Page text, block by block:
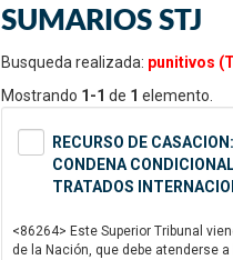
SUMARIOS STJ
Busqueda realizada: punitivos
Mostrando 1-1 de 1 elemento.
RECURSO DE
CONDENA
TRATADOS
<86264> Este Superior Tribunal
de la Nación, que debe atenderse